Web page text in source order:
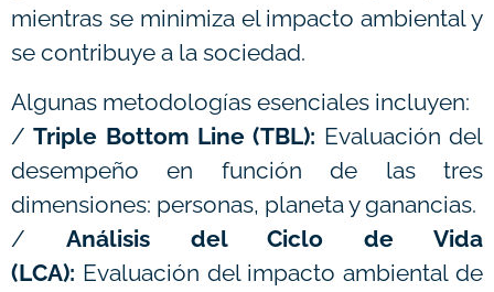
mientras se minimiza el impacto ambiental y
se contribuye a la sociedad.
Algunas metodologías esenciales incluyen:
/Triple Bottom Line (TBL): Evaluación del
desempeño en función de las tres
dimensiones: personas, planeta y ganancias.
/ Análisis del Ciclo de Vida
(LCA): Evaluación del impacto ambiental de